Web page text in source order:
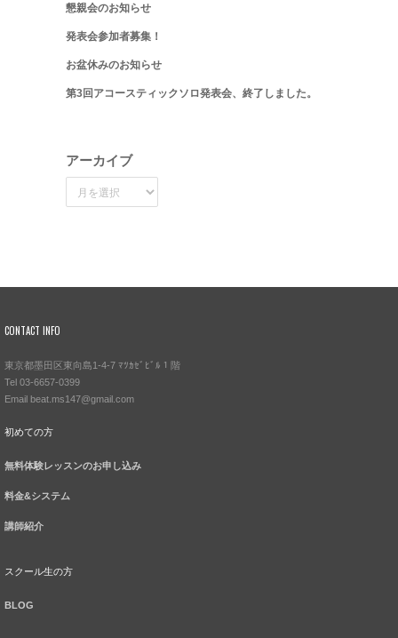
懇親会のお知らせ
発表会参加者募集！
お盆休みのお知らせ
第3回アコースティックソロ発表会、終了しました。
アーカイブ
CONTACT INFO
東京都墨田区東向島1-4-7 ﾏﾂｶｾﾞﾋﾞﾙ１階
Tel 03-6657-0399
Email beat.ms147@gmail.com
初めての方
無料体験レッスンのお申し込み
料金&システム
講師紹介
スクール生の方
BLOG